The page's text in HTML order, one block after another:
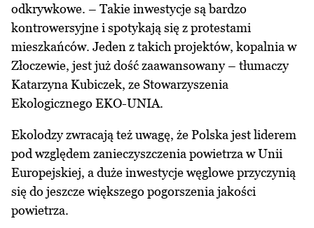
odkrywkowe. – Takie inwestycje są bardzo
kontrowersyjne i spotykają się z protestami
mieszkańców. Jeden z takich projektów, kopalnia w
Złoczewie, jest już dość zaawansowany – tłumaczy
Katarzyna Kubiczek, ze Stowarzyszenia
Ekologicznego EKO-UNIA.
Ekolodzy zwracają też uwagę, że Polska jest liderem
pod względem zanieczyszczenia powietrza w Unii
Europejskiej, a duże inwestycje węglowe przyczynią
się do jeszcze większego pogorszenia jakości
powietrza.